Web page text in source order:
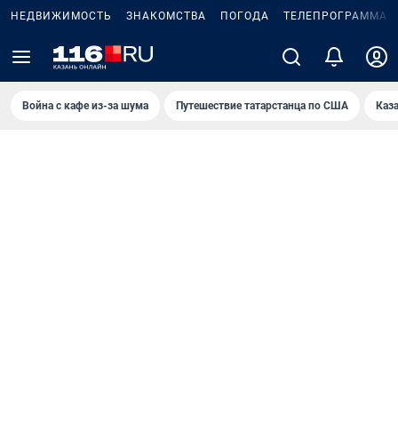
НЕДВИЖИМОСТЬ ЗНАКОМСТВА ПОГОДА ТЕЛЕПРОГРАММА
Война с кафе из-за шума Путешествие татарстанца по США